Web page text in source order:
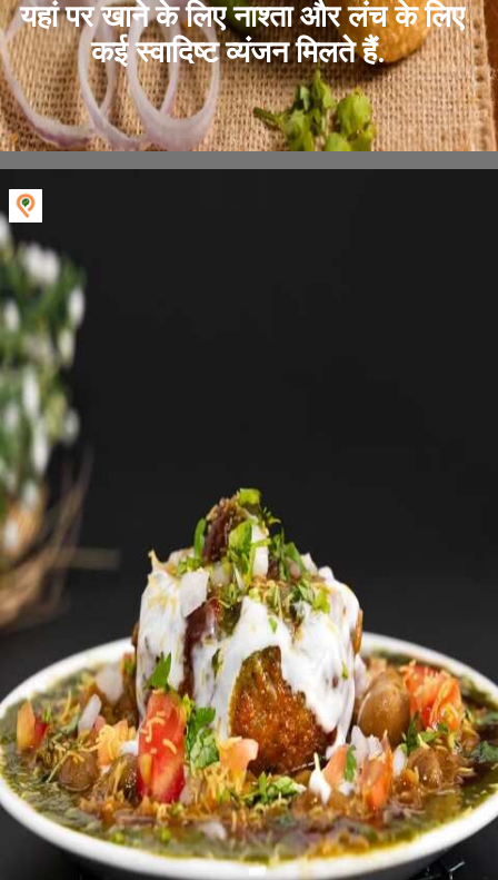
यहां पर खाने के लिए नाश्ता और लंच के लिए
कई स्वादिष्ट व्यंजन मिलते हैं.